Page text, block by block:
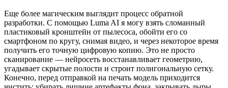
Еще более магическим выглядит процесс обратной
разработки. С помощью Luma AI я могу взять сломанный
пластиковый кронштейн от пылесоса, обойти его со
смартфоном по кругу, снимая видео, и через некоторое время
получить его точную цифровую копию. Это не просто
сканирование — нейросеть восстанавливает геометрию,
угадывает скрытые полости и строит полигональную сетку.
Конечно, перед отправкой на печать модель приходится